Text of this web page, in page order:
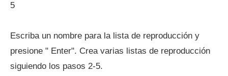
5
Escriba un nombre para la lista de reproducción y
presione " Enter". Crea varias listas de reproducción
siguiendo los pasos 2-5.